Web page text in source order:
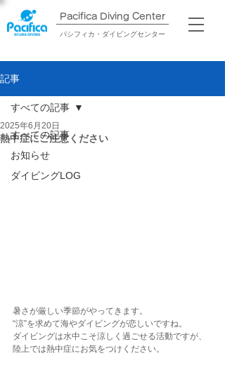
Pacifica Diving Center​
パシフィカ・ダイビングセンター
記事
すべての記事
お知らせ
ダイビングLOG
すべての記事
熱中症にご注意ください
2025年6月20日
暑さが厳しい季節がやってきます。
“涼”を求めて海やダイビングが恋しいですね。
ダイビングは水中こそ涼しく過ごせる活動ですが、
陸上では熱中症にお気をつけください。